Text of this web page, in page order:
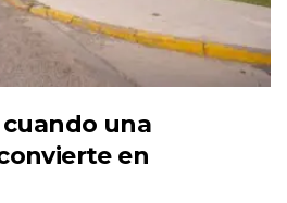
una
en